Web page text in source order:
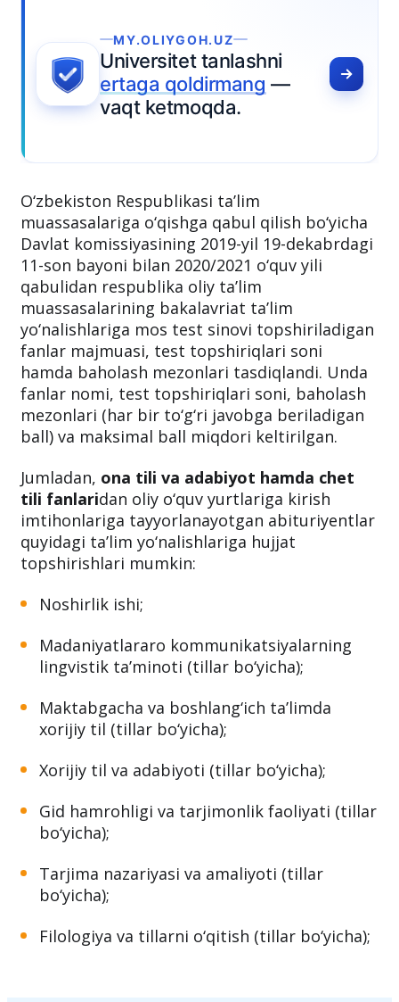
MY.OLIYGOH.UZ
tanlashni
qoldirmang—
ketmoqda.
O‘zbekiston Respublikasi ta’lim
muassasalariga o‘qishga qabul qilish bo‘yicha
Davlat komissiyasining 2019-yil 19-dekabrdagi
11-son bayoni bilan 2020/2021 o‘quv yili
qabulidan respublika oliy ta’lim
muassasalarining bakalavriat ta’lim
yo‘nalishlariga mos test sinovi topshiriladigan
fanlar majmuasi, test topshiriqlari soni
hamda baholash mezonlari tasdiqlandi. Unda
mezonlari (har bir to‘g‘ri javobga beriladigan
ball) va maksimal ball miqdori keltirilgan.
Jumladan,ona tili va adabiyot hamda chet
tili fanlaridan oliy o‘quv yurtlariga kirish
quyidagi taʼlim yo‘nalishlariga hujjat
Noshirlik ishi;
Madaniyatlararo kommunikatsiyalarning
lingvistik taʼminoti (tillar bo‘yicha);
Maktabgacha va boshlang‘ich taʼlimda
Xorijiy til va adabiyoti (tillar bo‘yicha);
Gid hamrohligi va tarjimonlik faoliyati (tillar
bo‘yicha);
Tarjima nazariyasi va amaliyoti (tillar